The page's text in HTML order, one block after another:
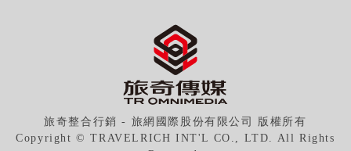
旅奇整合行銷 - 旅網國際股份有限公司 版權所有
Copyright © TRAVELRICH INT'L CO., LTD. All Rights